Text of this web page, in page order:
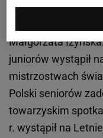
swojej kariery
tytuł Mistrza
Małgorzata
juniorów wystąpił
mistrzostwach
Polski seniorów
towarzyskim
r. wystąpił na